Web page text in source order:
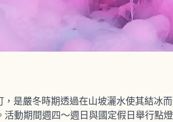
是嚴冬時期透過在山坡灑水使其結冰
動期間週四〜週日與國定假日舉行點